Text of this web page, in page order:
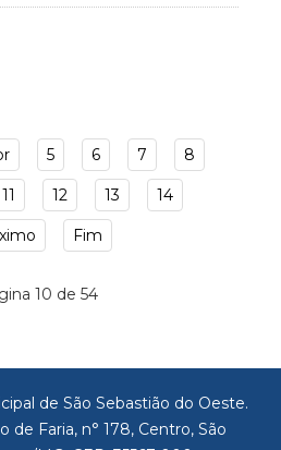
5 6 7 8
11 12 13 14
Fim
10 de 54
de São Sebastião do Oeste.
de Faria, n° 178, Centro, São